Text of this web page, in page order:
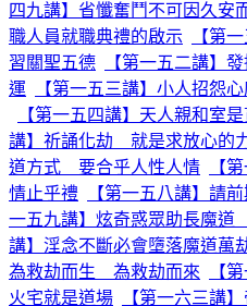
四九講】省懺奮鬥不可因久安
職人員就職典禮的啟示
【第
習關聖五德
【第一五二講】
運
【第一五三講】小人招怨
【第一五四講】天人親和室
講】祈誦化劫 就是求放心的
道方式 要合乎人性人情
【
情止乎禮
【第一五八講】請
一五九講】炫奇惑眾助長魔
講】淫念不斷必會墮落魔道萬
為救劫而生 為救劫而來
【
火宅就是道場
【第一六三講